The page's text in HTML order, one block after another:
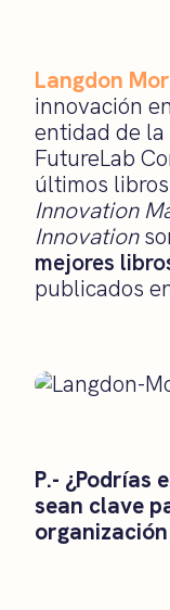
Langdon
innovación en
entidad de
FutureLab
últimos libros
Innovation
Innovation
mejores
publicados
P.- ¿Podrías
sean clave